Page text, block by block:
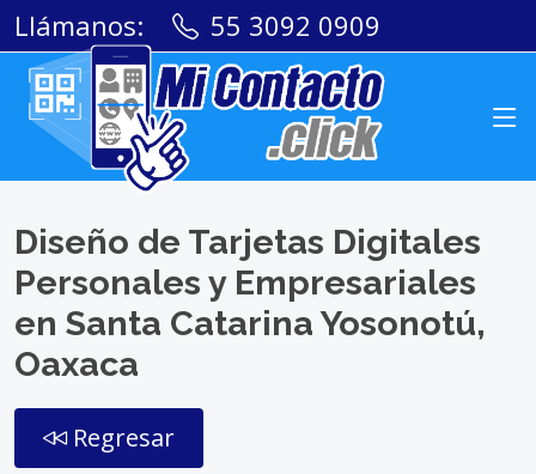
Llámanos: 55 3092 0909
Diseño de Tarjetas Digitales
Personales y Empresariales
en Santa Catarina Yosonotú,
Oaxaca
Regresar